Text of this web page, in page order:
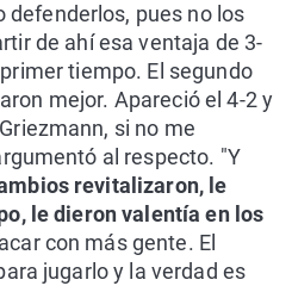
pues no los
de ahí esa ventaja de 3-
tiempo. El segundo
mejor. Apareció el 4-2 y
si no me
al respecto. "Y
revitalizaron, le
le dieron valentía en los
con más gente. El
jugarlo y la verdad es